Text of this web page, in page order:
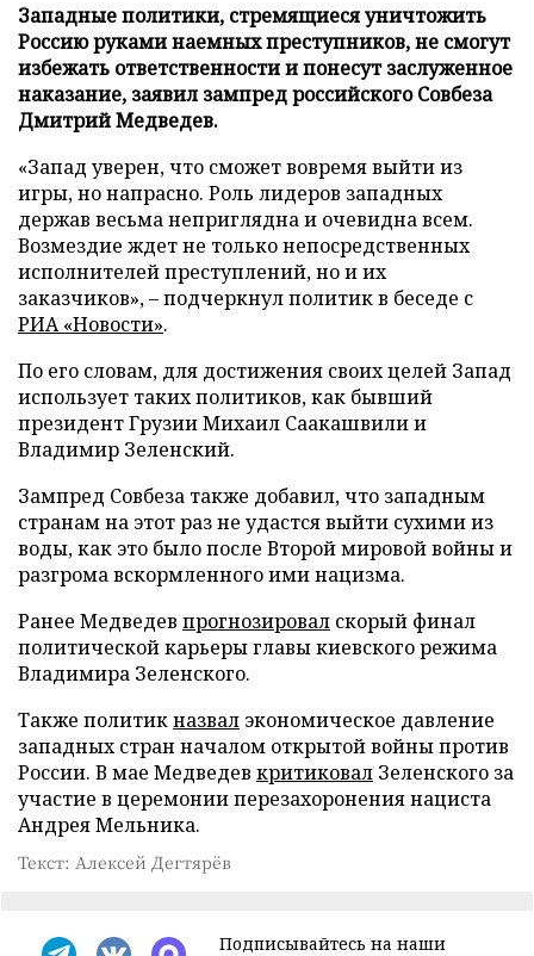
Западные политики, стремящиеся уничтожить
Россию руками наемных преступников, не смогут
избежать ответственности и понесут заслуженное
наказание, заявил зампред российского Совбеза
Дмитрий Медведев.
«Запад уверен, что сможет вовремя выйти из
игры, но напрасно. Роль лидеров западных
держав весьма неприглядна и очевидна всем.
Возмездие ждет не только непосредственных
исполнителей преступлений, но и их
заказчиков», – подчеркнул политик в беседе с
РИА «Новости».
По его словам, для достижения своих целей Запад
использует таких политиков, как бывший
президент Грузии Михаил Саакашвили и
Владимир Зеленский.
Зампред Совбеза также добавил, что западным
странам на этот раз не удастся выйти сухими из
воды, как это было после Второй мировой войны и
разгрома вскормленного ими нацизма.
Ранее Медведев прогнозировал скорый финал
политической карьеры главы киевского режима
Владимира Зеленского.
Также политикназвал экономическое давление
западных стран началом открытой войны против
России. В мае Медведев критиковал Зеленского за
участие в церемонии перезахоронения нациста
Андрея Мельника.
Текст: Алексей Дегтярёв
Подписывайтесь на наши